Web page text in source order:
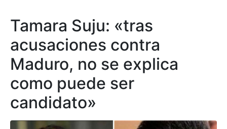
Tamara Suju: «tras
acusaciones contra
Maduro, no se explica
como puede ser
candidato»